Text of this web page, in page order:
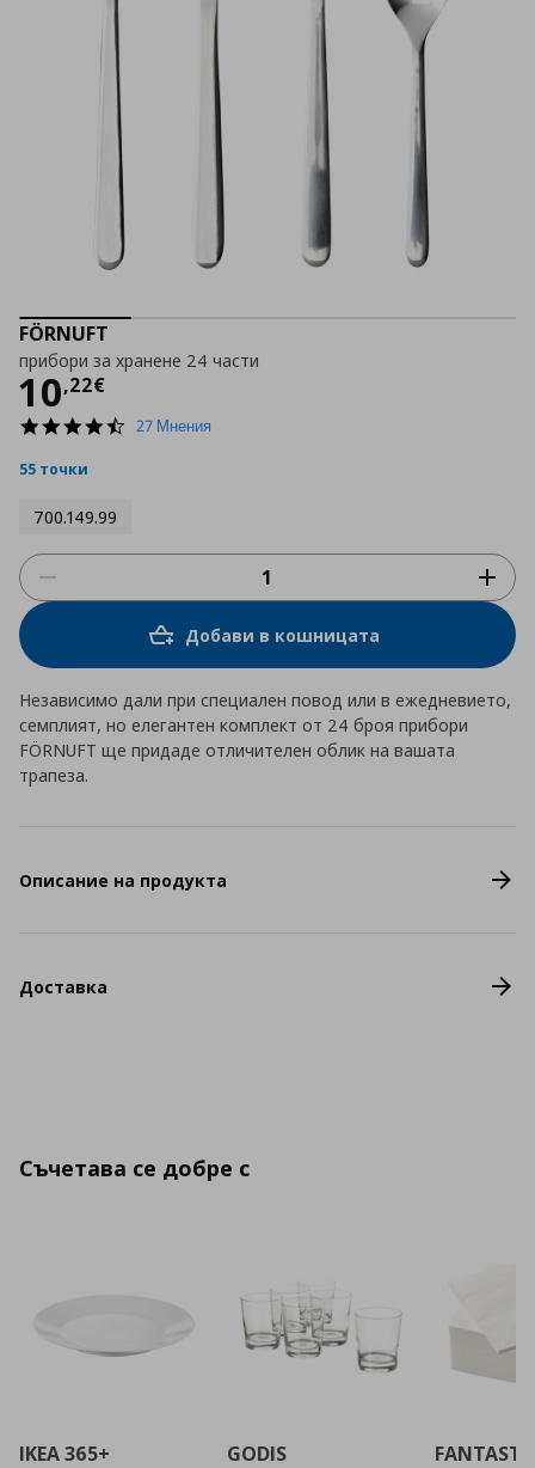
FÖRNUFT
прибори за хранене 24 части
10,22€
Цена
4.7
27 Мнения
55 точки
700.149.99
Добави в кошницата
Независимо дали при специален повод или в ежедневието,
семплият, но елегантен комплект от 24 броя прибори
FÖRNUFT ще придаде отличителен облик на вашата
трапеза.
Описание на продукта
Доставка
Съчетава се добре с
IKEA 365+
GODIS